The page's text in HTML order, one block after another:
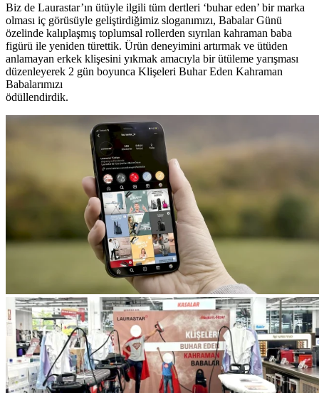
Biz de Laurastar’ın ütüyle ilgili tüm dertleri ‘buhar eden’ bir marka
olması iç görüsüyle geliştirdiğimiz sloganımızı, Babalar Günü
özelinde kalıplaşmış toplumsal rollerden sıyrılan kahraman baba
figürü ile yeniden türettik. Ürün deneyimini artırmak ve ütüden
anlamayan erkek klişesini yıkmak amacıyla bir ütüleme yarışması
düzenleyerek 2 gün boyunca Klişeleri Buhar Eden Kahraman
Babalarımızı
ödüllendirdik.